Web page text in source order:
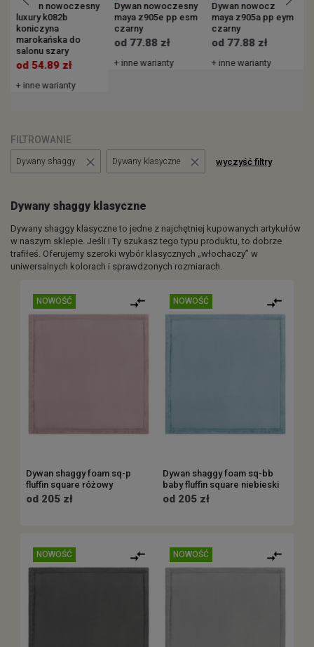
Dywan nowoczesny
luxury k082b
koniczyna
marokańska do
salonu szary
od 54.89 zł
+ inne warianty
Dywan nowoczesny
maya z905e pp esm
czarny
od 77.88 zł
+ inne warianty
Dywan nowoczesny
maya z905a pp eym
czarny
od 77.88 zł
+ inne warianty
FILTROWANIE
Dywany shaggy Dywany klasyczne wyczyść filtry
Dywany shaggy klasyczne
Dywany shaggy klasyczne to jedne z najchętniej kupowanych artykułów
w naszym sklepie. Jeśli i Ty szukasz tego typu produktu, to dobrze
trafiłeś. Oferujemy szeroki wybór klasycznych „włochaczy” w
uniwersalnych kolorach i sprawdzonych rozmiarach.
NOWOŚĆ
Dywan shaggy foam sq-p
fluffin square różowy
od 205 zł
NOWOŚĆ
Dywan shaggy foam sq-bb
baby fluffin square niebieski
od 205 zł
NOWOŚĆ NOWOŚĆ